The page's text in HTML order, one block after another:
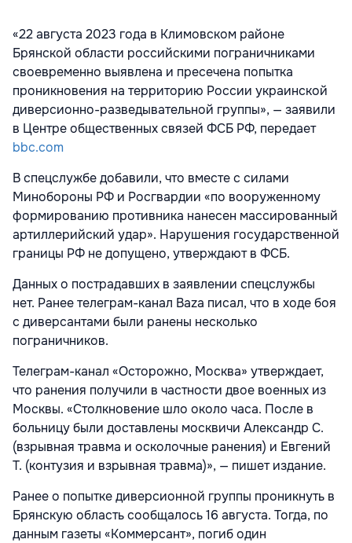
«22 августа 2023 года в Климовском районе
Брянской области российскими пограничниками
своевременно выявлена и пресечена попытка
проникновения на территорию России украинской
диверсионно-разведывательной группы», — заявили
в Центре общественных связей ФСБ РФ, передает
bbc.com
В спецслужбе добавили, что вместе с силами
Минобороны РФ и Росгвардии «по вооруженному
формированию противника нанесен массированный
артиллерийский удар». Нарушения государственной
границы РФ не допущено, утверждают в ФСБ.
Данных о пострадавших в заявлении спецслужбы
нет. Ранее телеграм-канал Baza писал, что в ходе боя
с диверсантами были ранены несколько
пограничников.
Телеграм-канал «Осторожно, Москва» утверждает,
что ранения получили в частности двое военных из
Москвы. «Столкновение шло около часа. После в
больницу были доставлены москвичи Александр С.
(взрывная травма и осколочные ранения) и Евгений
Т. (контузия и взрывная травма)», — пишет издание.
Ранее о попытке диверсионной группы проникнуть в
Брянскую область сообщалось 16 августа. Тогда, по
данным газеты «Коммерсант», погиб один